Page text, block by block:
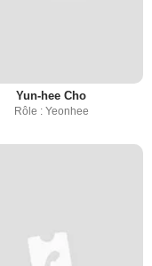
Yun-hee Cho
Rôle : Yeonhee